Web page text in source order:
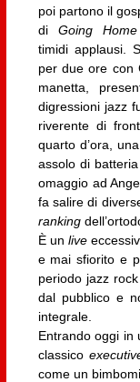
poi partono il
di Going
timidi applausi.
per due ore con
manetta,
digressioni jazz
riverente di
quarto d’ora, una
assolo di
omaggio ad
fa salire di
ranking
È un live
e mai sfiorito e
periodo jazz
dal pubblico e
integrale.
Entrando oggi in
classico
come un